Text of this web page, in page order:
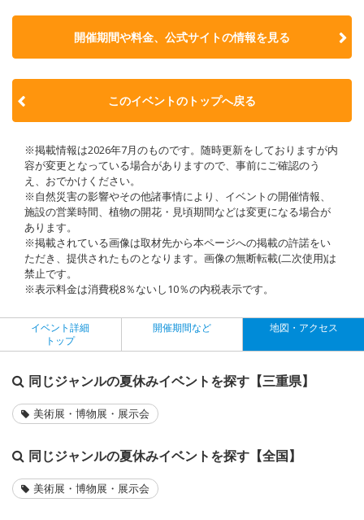
開催期間や料金、公式サイトの情報を見る
このイベントのトップへ戻る
※掲載情報は2026年7月のものです。随時更新をしておりますが内
容が変更となっている場合がありますので、事前にご確認のう
え、おでかけください。
※自然災害の影響やその他諸事情により、イベントの開催情報、
施設の営業時間、植物の開花・見頃期間などは変更になる場合が
あります。
※掲載されている画像は取材先から本ページへの掲載の許諾をい
ただき、提供されたものとなります。画像の無断転載(二次使用)は
禁止です。
※表示料金は消費税8％ないし10％の内税表示です。
イベント詳細
トップ
開催期間など 地図・アクセス
同じジャンルの夏休みイベントを探す【三重県】
美術展・博物展・展示会
同じジャンルの夏休みイベントを探す【全国】
美術展・博物展・展示会